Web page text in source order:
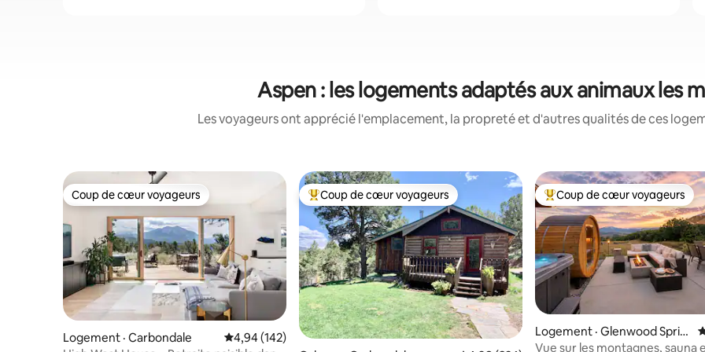
Aspen : les logements adaptés aux animaux les
Les voyageurs ont apprécié l'emplacement, la propreté et d'autres qualités de ces
Coup de cœur voyageurs
Coup de cœur voyageurs
Logement · Carbondale Note moyenne de 4,94 sur 5, 142 commentaires
4,94 (142)
Coup de cœur voyageurs parmi les plus aimés
Coup de cœur voyageurs Coup de cœur voyageurs
Coup de cœur voyageurs
Logement · Glenwood Sprin
gs
Vue sur les montagnes, sauna